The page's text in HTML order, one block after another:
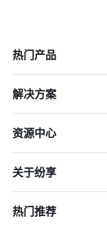
热门产品
解决方案
资源中心
关于纷享
热门推荐